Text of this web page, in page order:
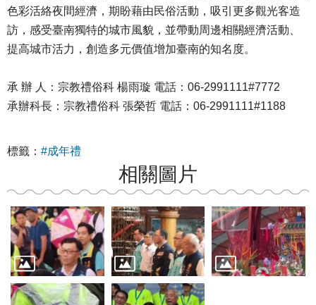
色彩活絡夜間經濟，期盼藉由民俗活動，吸引更多觀光客造
訪，感受臺南獨特的城市風貌，並帶動周邊相關經濟活動、
提高城市活力，創造多元價值增加臺南的知名度。
承 辦 人：宗教禮俗科 楊雨璇 電話：06-2991111#7772
承辦科長：宗教禮俗科 張榮哲 電話：06-2991111#1188
標籤： #成年禮
相關圖片